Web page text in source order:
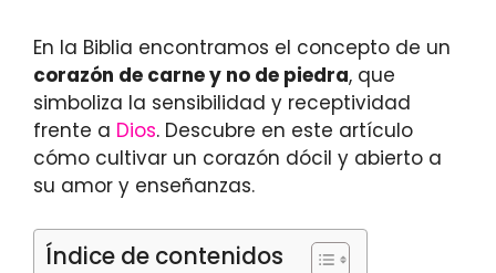
En la Biblia encontramos el concepto de un
corazón de carne y no de piedra, que
simboliza la sensibilidad y receptividad
frente a Dios. Descubre en este artículo
cómo cultivar un corazón dócil y abierto a
su amor y enseñanzas.
Índice de contenidos